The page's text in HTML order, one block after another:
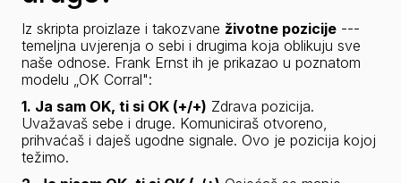
Iz skripta proizlaze i takozvane životne pozicije ---
temeljna uvjerenja o sebi i drugima koja oblikuju sve
naše odnose. Frank Ernst ih je prikazao u poznatom
modelu „OK Corral":
1. Ja sam OK, ti si OK (+/+) Zdrava pozicija.
Uvažavaš sebe i druge. Komuniciraš otvoreno,
prihvaćaš i daješ ugodne signale. Ovo je pozicija kojoj
težimo.